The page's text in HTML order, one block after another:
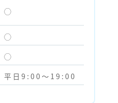
◯
◯
◯
平日9:00～19:00